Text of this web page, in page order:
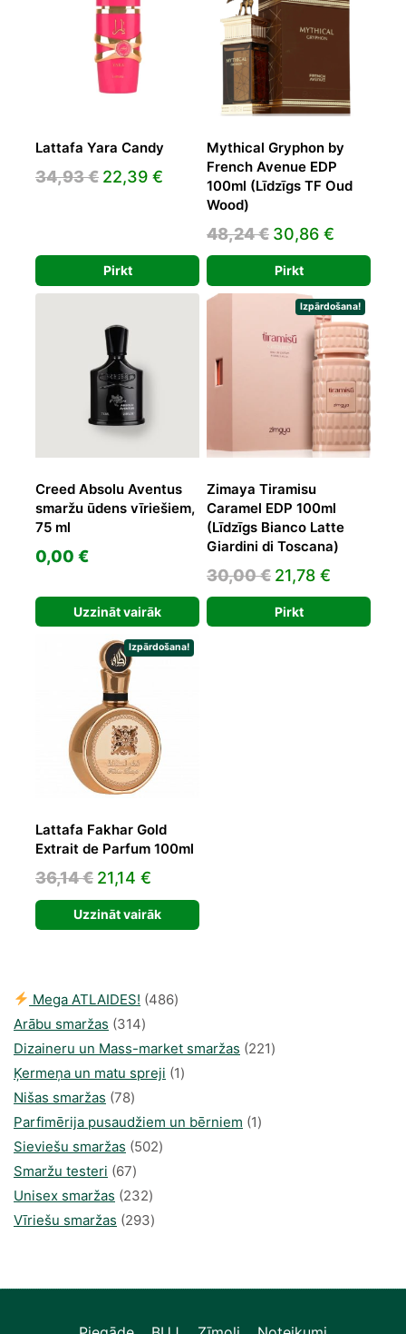
Lattafa Yara Candy
34,93€ Original
22,39 € Current
Pirkt
Mythical Gryphon by
French Avenue EDP
100ml (Līdzīgs TF Oud
Wood)
48,24€ Original
price
was:
48,24 €.
30,86 €
price
is:
30,86 €.
Pirkt
Creed Absolu Aventus
smaržu ūdens vīriešiem,
75 ml
0,00 €
Uzzināt vairāk
Izpārdošana!
Zimaya Tiramisu
Caramel EDP 100ml
(Līdzīgs Bianco Latte
Giardini di Toscana)
30,00€ Original
price
was:
21,78 €
price
is:
Pirkt
Izpārdošana!
Lattafa Fakhar Gold
Extrait de Parfum 100ml
36,14€ Original
price
was:
21,14 €
price
is:
Uzzināt vairāk
Mega ATLAIDES! 486486
Arābu smaržas 314314
produkti
Dizaineru un Mass-market smaržas 221221
Ķermeņa un matu spreji 11
Nišas smaržas 7878
produkts
Parfimērija pusaudžiem un bērniem 11
Sieviešu smaržas 502502
Smaržu testeri 6767
produkts
Unisex smaržas 232232
produkts
Vīriešu smaržas 293293